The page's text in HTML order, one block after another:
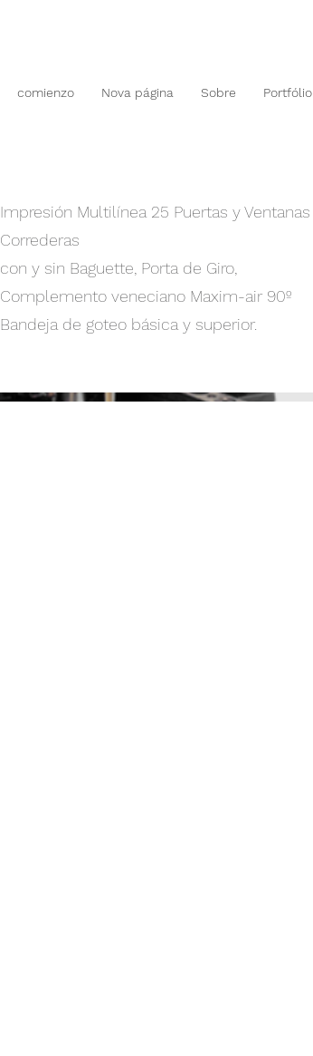
comienzo Nova página Sobre Portfólio
Impresión Multilínea 25 Puertas y Ventanas
Correderas
con y sin Baguette, Porta de Giro,
Complemento veneciano Maxim-air 90º
Bandeja de goteo básica y superior.